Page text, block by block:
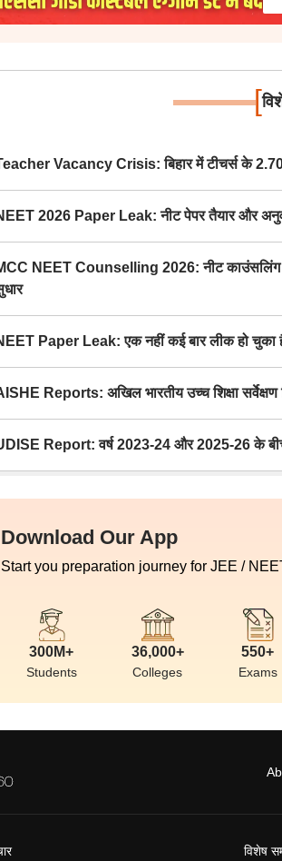
[
Vacancy Crisis: बिहार में टीचर्स के
2026 Paper Leak: नीट पेपर तैयार और
NEET Counselling 2026: नीट काउंसलिंग
Paper Leak: एक नहीं कई बार लीक हो चुका
Reports: अखिल भारतीय उच्च शिक्षा सर्वेक्षण
Report: वर्ष 2023-24 और 2025-26 के
Download Our App
Start you preparation journey for JEE /
300M+
Students
36,000+
Colleges
550+
Exams
विशेष